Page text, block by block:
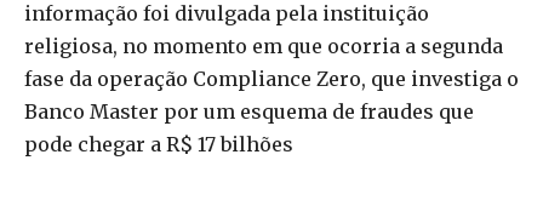
informação foi divulgada pela instituição
religiosa, no momento em que ocorria a segunda
fase da operação Compliance Zero, que investiga o
Banco Master por um esquema de fraudes que
pode chegar a R$ 17 bilhões